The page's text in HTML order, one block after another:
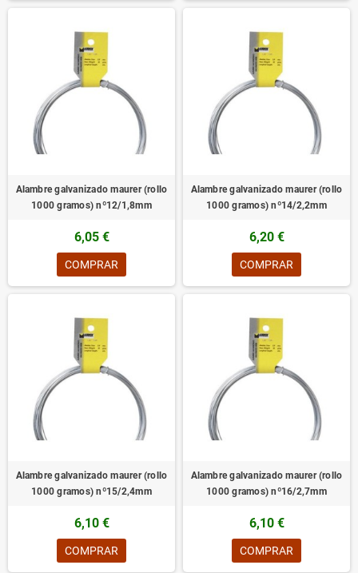
Alambre galvanizado maurer (rollo
1000 gramos) nº12/1,8mm
6,05 €
COMPRAR
Alambre galvanizado maurer (rollo
1000 gramos) nº14/2,2mm
6,20 €
COMPRAR
Alambre galvanizado maurer (rollo
1000 gramos) nº15/2,4mm
6,10 €
COMPRAR
Alambre galvanizado maurer (rollo
1000 gramos) nº16/2,7mm
6,10 €
COMPRAR